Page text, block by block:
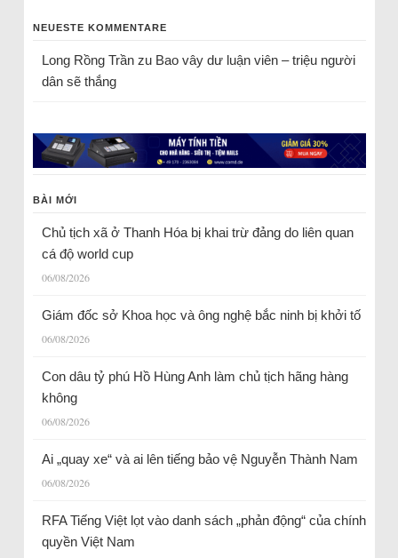
NEUESTE KOMMENTARE
Long Rồng Trầnzu Bao vây dư luận viên – triệu người
dân sẽ thắng
BÀI MỚI
Chủ tịch xã ở Thanh Hóa bị khai trừ đảng do liên quan
cá độ world cup
06/08/2026
Giám đốc sở Khoa học và ông nghệ bắc ninh bị khởi tố
06/08/2026
Con dâu tỷ phú Hồ Hùng Anh làm chủ tịch hãng hàng
không
06/08/2026
Ai „quay xe“ và ai lên tiếng bảo vệ Nguyễn Thành Nam
06/08/2026
RFA Tiếng Việt lọt vào danh sách „phản động“ của chính
quyền Việt Nam